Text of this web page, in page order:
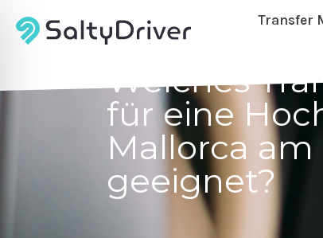
Transfer
Welches
für eine
Mallorca am
geeignet?